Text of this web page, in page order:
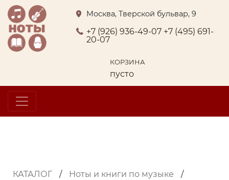
Москва, Тверской бульвар, 9
+7 (926) 936-49-07 +7 (495) 691-
20-07
КОРЗИНА
пусто
КАТАЛОГ / Ноты и книги по музыке
/